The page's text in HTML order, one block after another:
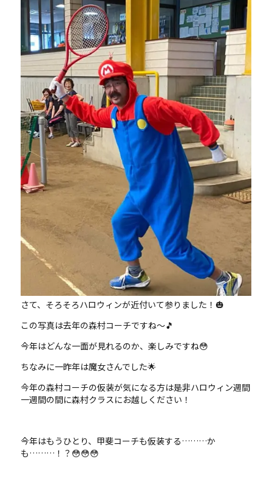
さて、そろそろハロウィンが近付いて参りました！🎃
この写真は去年の森村コーチですね～🎵
今年はどんな一面が見れるのか、楽しみですね😳
ちなみに一昨年は魔女さんでした🌟
今年の森村コーチの仮装が気になる方は是非ハロウィン週間
一週間の間に森村クラスにお越しください！
今年はもうひとり、甲斐コーチも仮装する………か
も………！？😳😳😳